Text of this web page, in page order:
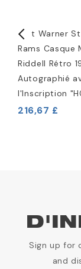
Kurt Warner
Rams Casque
Riddell Rétro
Autographié
l'Inscription
216,67 £
Sign up for
and